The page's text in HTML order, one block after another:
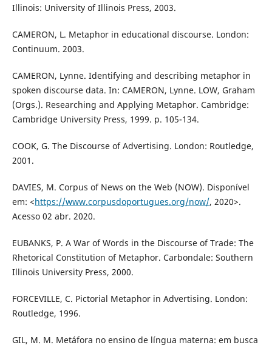
Illinois: University of Illinois Press, 2003.
CAMERON, L. Metaphor in educational discourse. London:
Continuum. 2003.
CAMERON, Lynne. Identifying and describing metaphor in
spoken discourse data. In: CAMERON, Lynne. LOW, Graham
(Orgs.). Researching and Applying Metaphor. Cambridge:
Cambridge University Press, 1999. p. 105-134.
COOK, G. The Discourse of Advertising. London: Routledge,
2001.
DAVIES, M. Corpus of News on the Web (NOW). Disponível
em: <https://www.corpusdoportugues.org/now/, 2020>.
Acesso 02 abr. 2020.
EUBANKS, P. A War of Words in the Discourse of Trade: The
Rhetorical Constitution of Metaphor. Carbondale: Southern
Illinois University Press, 2000.
FORCEVILLE, C. Pictorial Metaphor in Advertising. London:
Routledge, 1996.
GIL, M. M. Metáfora no ensino de língua materna: em busca